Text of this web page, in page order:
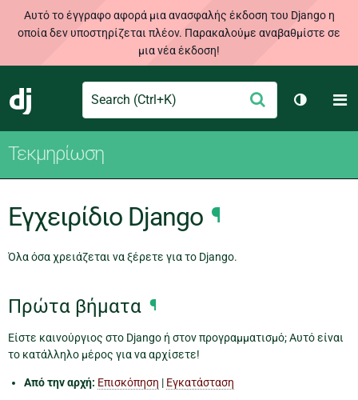
Αυτό το έγγραφο αφορά μια ανασφαλής έκδοση του Django η
οποία δεν υποστηρίζεται πλέον. Παρακαλούμε αναβαθμίστε σε
μια νέα έκδοση!
Django
Search Υποβολή
Toggle
Τεκμηρίωση
Εγχειρίδιο Django ¶
Όλα όσα χρειάζεται να ξέρετε για το Django.
Πρώτα βήματα ¶
Είστε καινούργιος στο Django ή στον προγραμματισμό; Αυτό είναι
το κατάλληλο μέρος για να αρχίσετε!
Από την αρχή: Επισκόπηση | Εγκατάσταση